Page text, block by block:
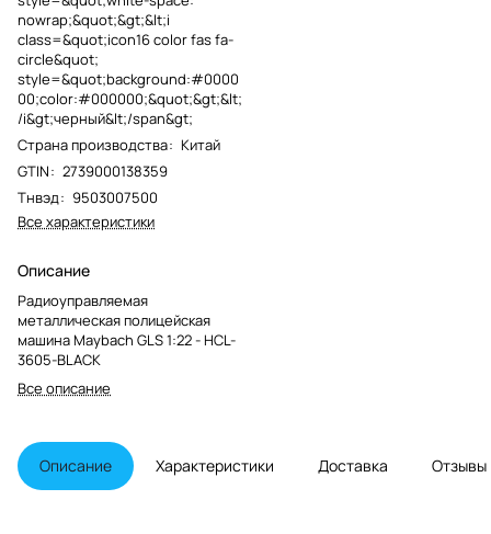
nowrap;&quot;&gt;&lt;i
class=&quot;icon16 color fas fa-
circle&quot;
style=&quot;background:#0000
00;color:#000000;&quot;&gt;&lt;
/i&gt;черный&lt;/span&gt;
Страна производства: Китай
GTIN: 2739000138359
Тнвэд: 9503007500
Все характеристики
Описание
Радиоуправляемая
металлическая полицейская
машина Maybach GLS 1:22 - HCL-
3605-BLACK
Все описание
Описание Характеристики Доставка Отзывы